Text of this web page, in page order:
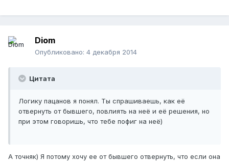
Diom
Опубликовано: 4 декабря 2014
Цитата
Логику пацанов я понял. Ты спрашиваешь, как её
отвернуть от бывшего, повлиять на неё и её решения, но
при этом говоришь, что тебе пофиг на неё)
А точняк) Я потому хочу ее от бывшего отвернуть, что если она